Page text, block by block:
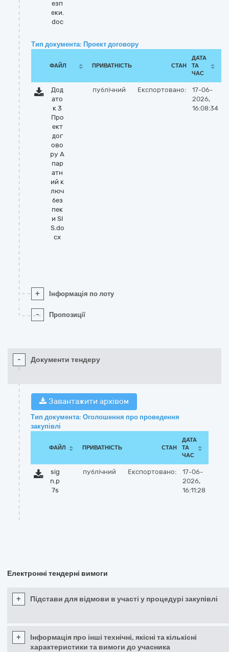
езп
еки.
doc
Тип документа: Проект договору
ФАЙЛ ПРИВАТНІСТЬ СТАН
ДАТА
ТА
ЧАС
Дод
ато
к 3
Про
ект
дог
ово
ру А
пар
атн
ий к
люч
без
пек
и SI
S.do
cx
публічний Експортовано:
17-06-
2026,
16:08:34
+ Інформація по лоту
- Пропозиції
- Документи тендеру
Завантажити архівом
Тип документа: Оголошення про проведення
закупівлі
ФАЙЛ ПРИВАТНІСТЬ СТАН
ДАТА
ТА
ЧАС
sig
n.p
7s
публічний Експортовано:
17-06-
2026,
16:11:28
Електронні тендерні вимоги
+ Підстави для відмови в участі у процедурі закупівлі
+
Інформація про інші технічні, якісні та кількісні
характеристики та вимоги до учасника